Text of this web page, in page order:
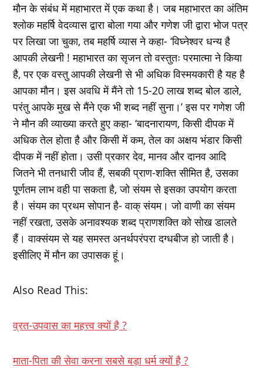
मौन के संबंध में महाभारत में एक कथा है। जब महाभारत का अंतिम
श्लोक महर्षि वेदव्यास द्वारा बोला गया और गणेश जी द्वारा भोज पत्र
पर लिखा जा चुका, तब महर्षि व्यास ने कहा- ‘विघ्नेश्वर धन्य है
आपकी लेखनी ! महाभारत का सृजन तो वस्तुतः परमात्मा ने किया
है, पर एक वस्तु आपकी लेखनी से भी अधिक विस्मयकारी है यह है
आपका मौन। इस अवधि में मैंने तो 15-20 लाख शब्द बोल डाले,
परंतु आपके मुख से मैंने एक भी शब्द नहीं सुना।’ इस पर गणेश जी
ने मौन की व्याख्या करते हुए कहा- ‘बादनारायण, किसी दीपक में
अधिक तेल होता है और किसी में कम, तेल का अक्षय भंडार किसी
दीपक में नहीं होता। उसी प्रकार देव, मानव और दानव आदि
जितने भी तनधारी जीव हैं, सबकी प्राण-शक्ति सीमित है, उसका
पूर्णतम लाभ वही पा सकता है, जो संयम से इसका उपयोग करता
है। संयम का प्रथम सोपान है- वाक् संयम। जो वाणी का संयम
नहीं रखता, उसके अनावश्यक शब्द प्राणशक्ति को सोख डालते
हैं। वाक्संयम से यह समस्त अनर्थपरंपरा दग्धबीज हो जाती है।
इसीलिए में मौन का उपासक हूं।
Also Read This:
व्रत-उपवास का महत्त्व क्यों है ?
माता-पिता की सेवा करना सबसे बड़ा धर्म क्यों है ?